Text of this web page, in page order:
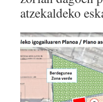
atzekaldeko